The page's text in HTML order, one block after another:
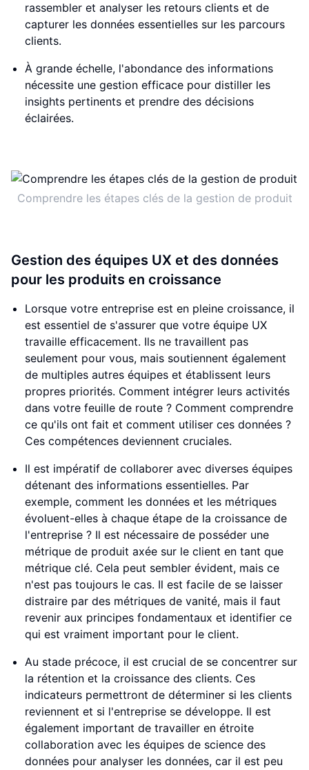
rassembler et analyser les retours clients et de
capturer les données essentielles sur les parcours
clients.
À grande échelle, l'abondance des informations
nécessite une gestion efficace pour distiller les
insights pertinents et prendre des décisions
éclairées.
Comprendre les étapes clés de la gestion de produit
Gestion des équipes UX et des données
pour les produits en croissance
Lorsque votre entreprise est en pleine croissance, il
est essentiel de s'assurer que votre équipe UX
travaille efficacement. Ils ne travaillent pas
seulement pour vous, mais soutiennent également
de multiples autres équipes et établissent leurs
propres priorités. Comment intégrer leurs activités
dans votre feuille de route ? Comment comprendre
ce qu'ils ont fait et comment utiliser ces données ?
Ces compétences deviennent cruciales.
Il est impératif de collaborer avec diverses équipes
détenant des informations essentielles. Par
exemple, comment les données et les métriques
évoluent-elles à chaque étape de la croissance de
l'entreprise ? Il est nécessaire de posséder une
métrique de produit axée sur le client en tant que
métrique clé. Cela peut sembler évident, mais ce
n'est pas toujours le cas. Il est facile de se laisser
distraire par des métriques de vanité, mais il faut
revenir aux principes fondamentaux et identifier ce
qui est vraiment important pour le client.
Au stade précoce, il est crucial de se concentrer sur
la rétention et la croissance des clients. Ces
indicateurs permettront de déterminer si les clients
reviennent et si l'entreprise se développe. Il est
également important de travailler en étroite
collaboration avec les équipes de science des
données pour analyser les données, car il est peu